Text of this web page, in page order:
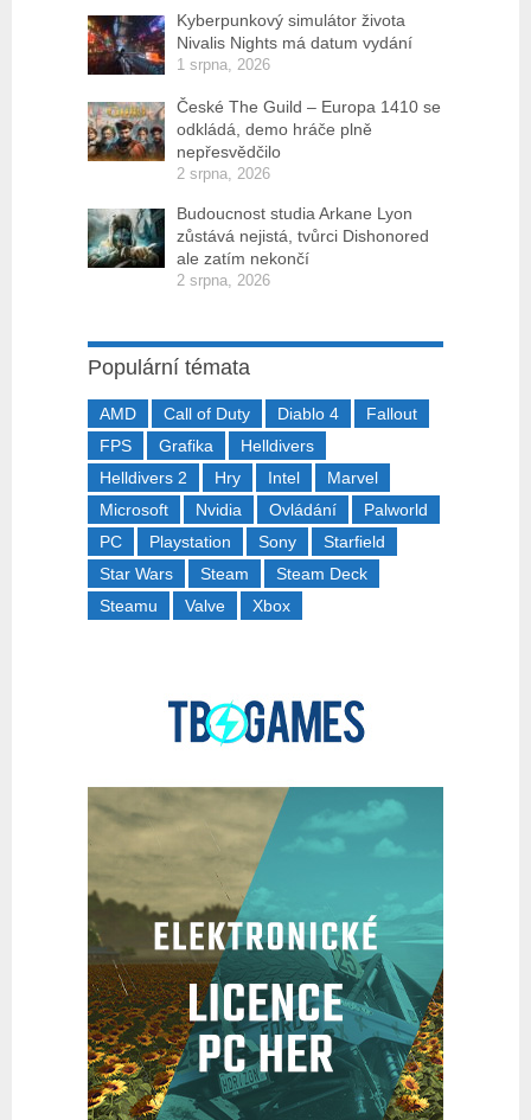
Kyberpunkový simulátor života
Nivalis Nights má datum vydání
1 srpna, 2026
České The Guild – Europa 1410 se
odkládá, demo hráče plně
nepřesvědčilo
2 srpna, 2026
Budoucnost studia Arkane Lyon
zůstává nejistá, tvůrci Dishonored
ale zatím nekončí
2 srpna, 2026
Populární témata
AMD Call of Duty Diablo 4
Fallout
FPS
Grafika
Helldivers
Helldivers 2
Hry Intel
Marvel
Microsoft
Nvidia Ovládání
Palworld
PC
Playstation Sony
Starfield
Star Wars
Steam
Steam Deck
Steamu
Valve Xbox